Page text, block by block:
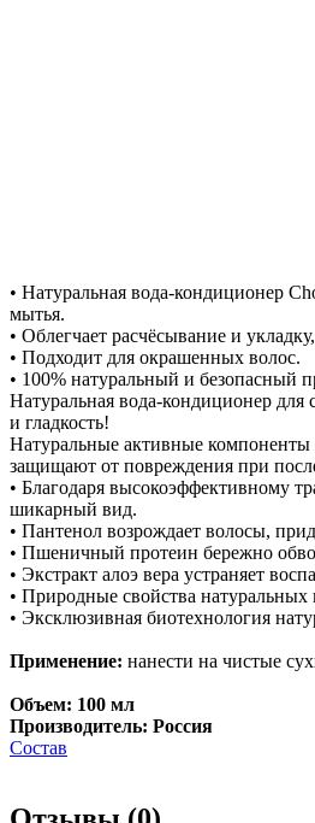
• Натуральная вода-кондиционер
мытья.
• Облегчает расчёсывание и
• Подходит для окрашенных волос.
• 100% натуральный и безопасный
Натуральная вода-кондиционер для
и гладкость!
Натуральные активные компоненты
защищают от повреждения при
• Благодаря высокоэффективному
шикарный вид.
• Пантенол возрождает волосы,
• Пшеничный протеин бережно
• Экстракт алоэ вера устраняет
• Природные свойства натуральных
• Эксклюзивная биотехнология
Применение: нанести на чистые
Объем: 100 мл
Производитель: Россия
Состав